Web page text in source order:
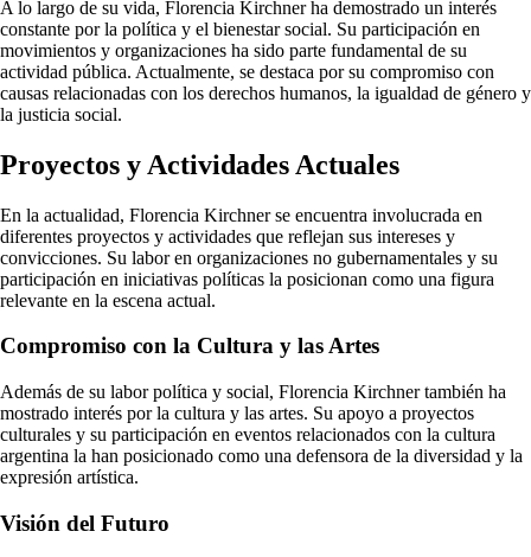
A lo largo de su vida, Florencia Kirchner ha demostrado un interés
constante por la política y el bienestar social. Su participación en
movimientos y organizaciones ha sido parte fundamental de su
actividad pública. Actualmente, se destaca por su compromiso con
causas relacionadas con los derechos humanos, la igualdad de género y
la justicia social.
Proyectos y Actividades Actuales
En la actualidad, Florencia Kirchner se encuentra involucrada en
diferentes proyectos y actividades que reflejan sus intereses y
convicciones. Su labor en organizaciones no gubernamentales y su
participación en iniciativas políticas la posicionan como una figura
relevante en la escena actual.
Compromiso con la Cultura y las Artes
Además de su labor política y social, Florencia Kirchner también ha
mostrado interés por la cultura y las artes. Su apoyo a proyectos
culturales y su participación en eventos relacionados con la cultura
argentina la han posicionado como una defensora de la diversidad y la
expresión artística.
Visión del Futuro